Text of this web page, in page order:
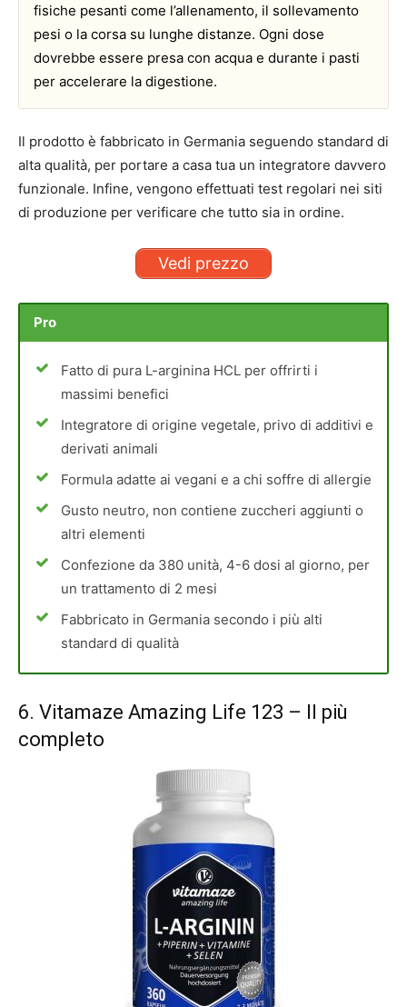
fisiche pesanti come l’allenamento, il sollevamento
pesi o la corsa su lunghe distanze. Ogni dose
dovrebbe essere presa con acqua e durante i pasti
per accelerare la digestione.
Il prodotto è fabbricato in Germania seguendo standard di
alta qualità, per portare a casa tua un integratore davvero
funzionale. Infine, vengono effettuati test regolari nei siti
di produzione per verificare che tutto sia in ordine.
Vedi prezzo
Pro
Fatto di pura L-arginina HCL per offrirti i
massimi benefici
Integratore di origine vegetale, privo di additivi e
derivati animali
Formula adatte ai vegani e a chi soffre di allergie
Gusto neutro, non contiene zuccheri aggiunti o
altri elementi
Confezione da 380 unità, 4-6 dosi al giorno, per
un trattamento di 2 mesi
Fabbricato in Germania secondo i più alti
standard di qualità
6. Vitamaze Amazing Life 123 – Il più
completo